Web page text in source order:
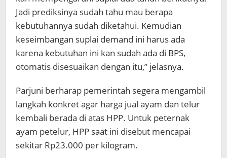
Jadi prediksinya sudah tahu mau berapa
kebutuhannya sudah diketahui. Kemudian
keseimbangan suplai demand ini harus ada
karena kebutuhan ini kan sudah ada di BPS,
otomatis disesuaikan dengan itu,” jelasnya.
Parjuni berharap pemerintah segera mengambil
langkah konkret agar harga jual ayam dan telur
kembali berada di atas HPP. Untuk peternak
ayam petelur, HPP saat ini disebut mencapai
sekitar Rp23.000 per kilogram.